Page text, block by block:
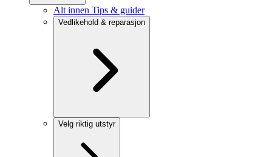
Alt innen Tips & guider
Vedlikehold & reparasjon
Velg riktig utstyr